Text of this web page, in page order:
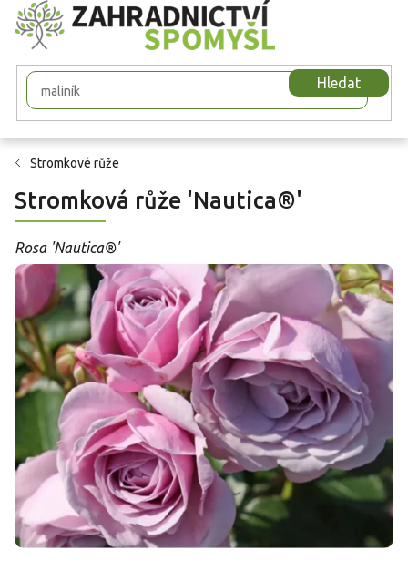
Přejít
na
obsah
Hledat
Stromkové růže
Stromková růže 'Nautica®'
Rosa 'Nautica®'